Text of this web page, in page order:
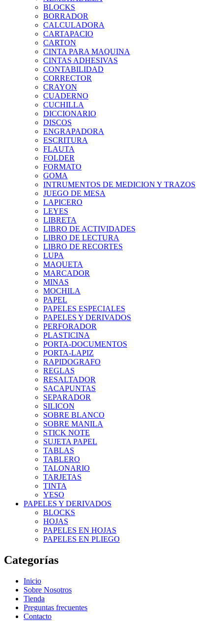
BLOCKS
BORRADOR
CALCULADORA
CARTAPACIO
CARTON
CINTA PARA MAQUINA
CINTAS ADHESIVAS
CONTABILIDAD
CORRECTOR
CRAYON
CUADERNO
CUCHILLA
DICCIONARIO
DISCOS
ENGRAPADORA
ESCRITURA
FLAUTA
FOLDER
FORMATO
GOMA
INTRUMENTOS DE MEDICION Y TRAZOS
JUEGO DE MESA
LAPICERO
LEYES
LIBRETA
LIBRO DE ACTIVIDADES
LIBRO DE LECTURA
LIBRO DE RECORTES
LUPA
MAQUETA
MARCADOR
MINAS
MOCHILA
PAPEL
PAPELES ESPECIALES
PAPELES Y DERIVADOS
PERFORADOR
PLASTICINA
PORTA-DOCUMENTOS
PORTA-LAPIZ
RAPIDOGRAFO
REGLAS
RESALTADOR
SACAPUNTAS
SEPARADOR
SILICON
SOBRE BLANCO
SOBRE MANILA
STICK NOTE
SUJETA PAPEL
TABLAS
TABLERO
TALONARIO
TARJETAS
TINTA
YESO
PAPELES Y DERIVADOS
BLOCKS
HOJAS
PAPELES EN HOJAS
PAPELES EN PLIEGO
Categorías
Inicio
Sobre Nosotros
Tienda
Preguntas frecuentes
Contacto